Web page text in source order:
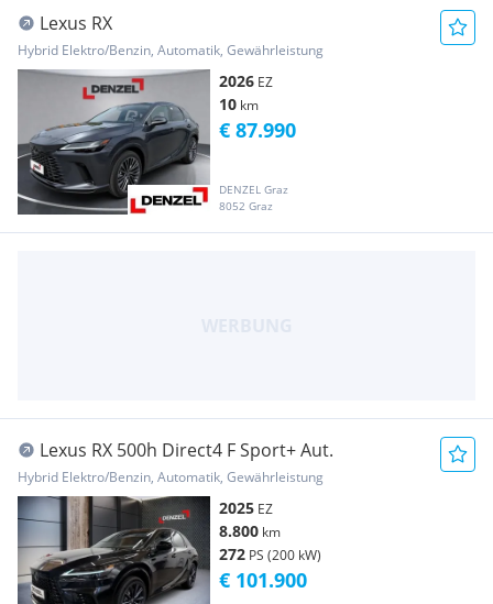
Lexus RX
Hybrid Elektro/Benzin, Automatik, Gewährleistung
2026 EZ
10 km
DENZEL Graz
8052 Graz
€ 87.990
Lexus RX 500h Direct4 F Sport+ Aut.
Hybrid Elektro/Benzin, Automatik, Gewährleistung
2025 EZ
8.800 km
272 PS (200 kW)
€ 101.900